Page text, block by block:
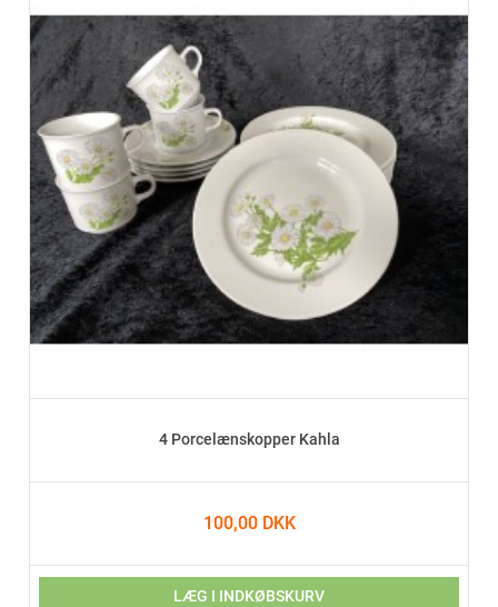
4 Porcelænskopper Kahla
100,00 DKK
LÆG I INDKØBSKURV